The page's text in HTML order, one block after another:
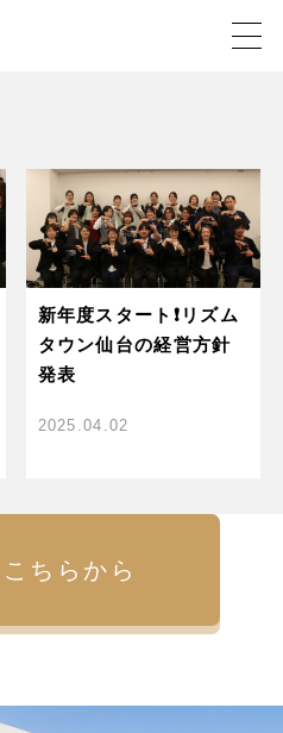
新年度スタート❗️リズム
タウン仙台の経営方針
発表
2025.04.02
ちらから